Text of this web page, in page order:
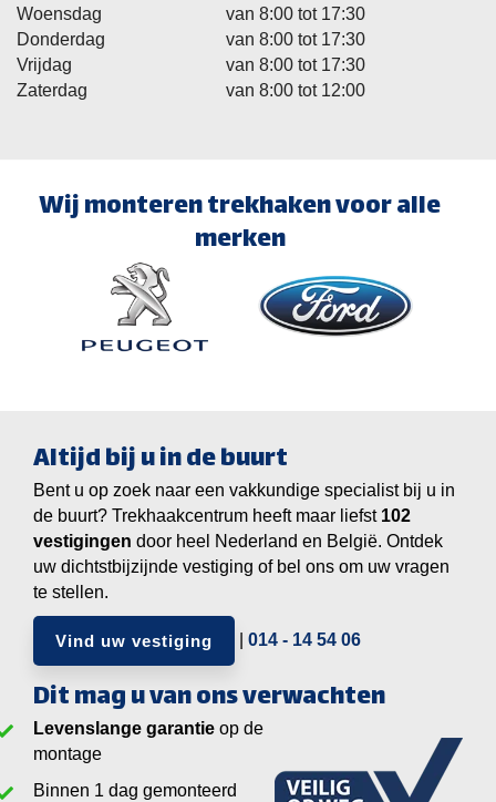
Woensdag
van 8:00 tot 17:30
Donderdag
van 8:00 tot 17:30
Vrijdag
van 8:00 tot 17:30
Zaterdag
van 8:00 tot 12:00
Wij monteren trekhaken voor alle
merken
Altijd bij u in de buurt
Bent u op zoek naar een vakkundige specialist bij u in
de buurt? Trekhaakcentrum heeft maar liefst
vestigingen door heel Nederland en België. Ontdek
uw dichtstbijzijnde vestiging of bel ons om uw vragen
te stellen.
Vind uw vestiging 014 - 14 54 06
Dit mag u van ons verwachten
Levenslange garantie op de
montage
Binnen 1 dag gemonteerd